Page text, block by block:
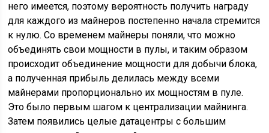
него имеется, поэтому вероятность получить награду
для каждого из майнеров постепенно начала стремится
к нулю. Со временем майнеры поняли, что можно
объединять свои мощности в пулы, и таким образом
происходит объединение мощности для добычи блока,
а полученная прибыль делилась между всеми
майнерами пропорционально их мощностям в пуле.
Это было первым шагом к централизации майнинга.
Затем появились целые датацентры с большим